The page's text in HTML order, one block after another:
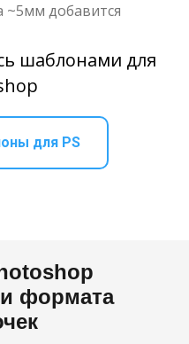
добавится
шаблонами для
для PS
формата